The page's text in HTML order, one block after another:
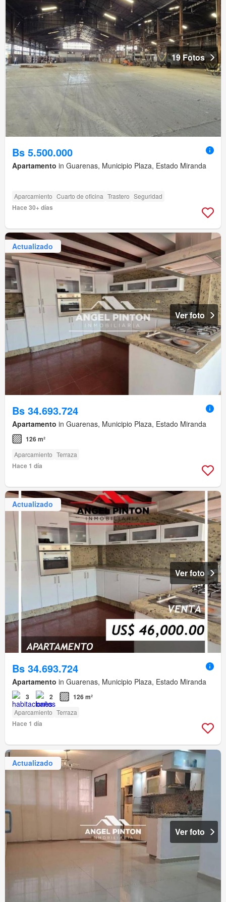
19 Fotos
Bs 5.500.000
Apartamento in Guarenas, Municipio Plaza, Estado Miranda
Aparcamiento Cuarto de oficina Trastero Seguridad
Hace 30+ días
Actualizado
Ver foto
Bs 34.693.724
Apartamento in Guarenas, Municipio Plaza, Estado Miranda
126 m²
Aparcamiento Terraza
Hace 1 día
Actualizado
Ver foto
Bs 34.693.724
Apartamento in Guarenas, Municipio Plaza, Estado Miranda
3 2 126 m²
Aparcamiento Terraza
Hace 1 día
Actualizado
Ver foto